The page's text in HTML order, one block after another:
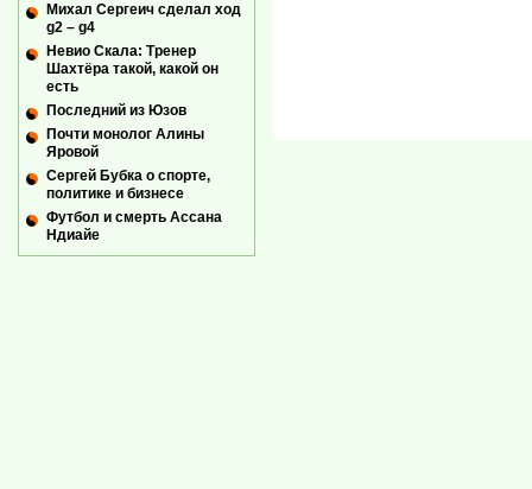
Михал Сергеич сделал ход
g2 – g4
Невио Скала: Тренер
Шахтёра такой, какой он
есть
Последний из Юзов
Почти монолог Алины
Яровой
Сергей Бубка о спорте,
политике и бизнесе
Футбол и смерть Ассана
Ндиайе